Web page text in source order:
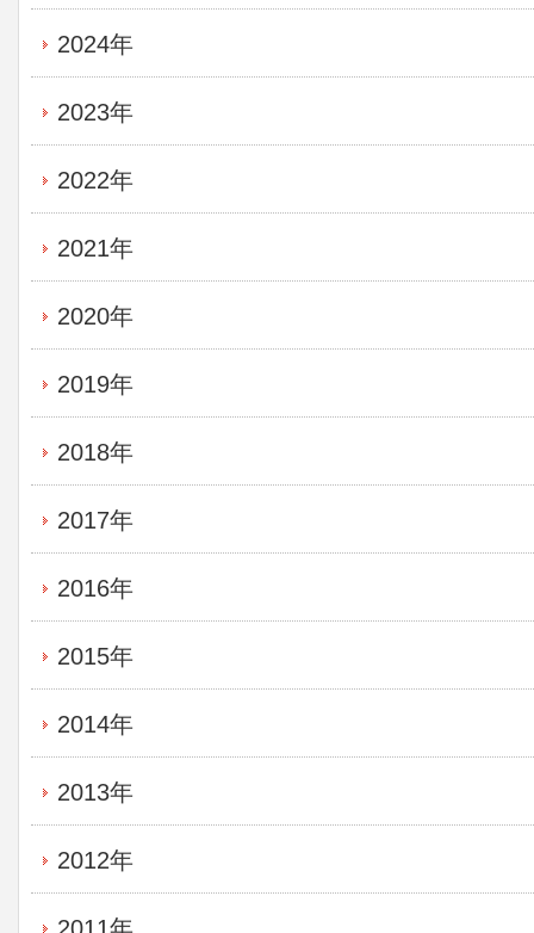
2024年
2023年
2022年
2021年
2020年
2019年
2018年
2017年
2016年
2015年
2014年
2013年
2012年